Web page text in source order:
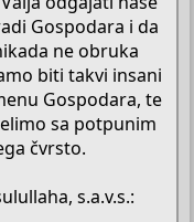
Gospodara i da
ne obruka
biti takvi insani
Gospodara, te
sa potpunim
čvrsto.
s.a.v.s.: